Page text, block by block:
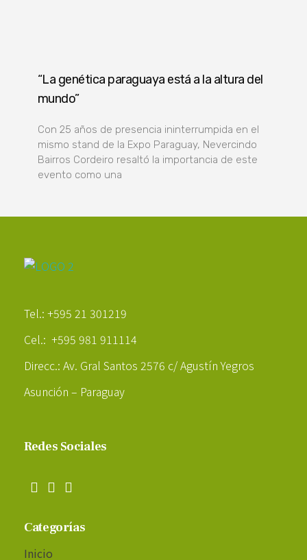
“La genética paraguaya está a la altura del
mundo”
Con 25 años de presencia ininterrumpida en el
mismo stand de la Expo Paraguay, Nevercindo
Bairros Cordeiro resaltó la importancia de este
evento como una
Tel.: +595 21 301219
Cel.: +595 981 911114
Direcc.: Av. Gral Santos 2576 c/ Agustín Yegros
Asunción – Paraguay
Redes Sociales
Categorías
Inicio